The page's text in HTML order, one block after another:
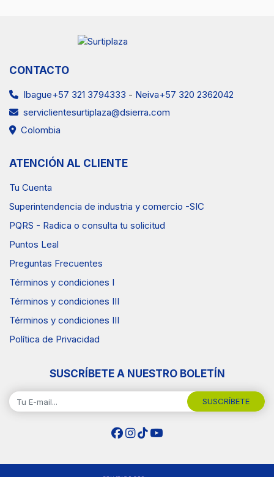
CONTACTO
Ibague+57 321 3794333 - Neiva+57 320 2362042
serviclientesurtiplaza@dsierra.com
Colombia
ATENCIÓN AL CLIENTE
Tu Cuenta
Superintendencia de industria y comercio -SIC
PQRS - Radica o consulta tu solicitud
Puntos Leal
Preguntas Frecuentes
Términos y condiciones I
Términos y condiciones III
Términos y condiciones III
Política de Privacidad
SUSCRÍBETE A NUESTRO BOLETÍN
SUSCRÍBETE